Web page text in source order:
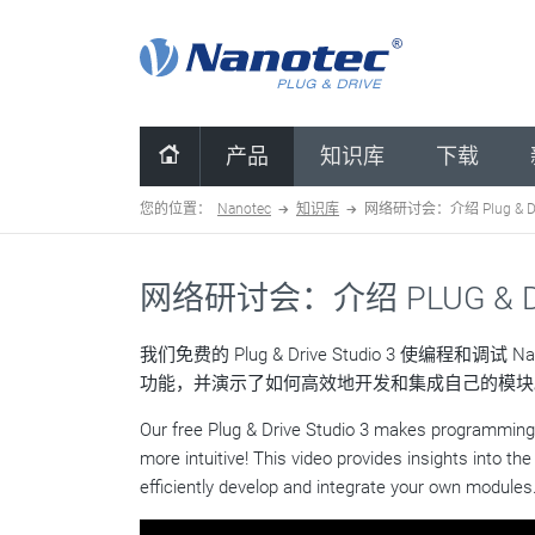
产品 知识库 下载
您的位置： Nanotec 知识库 网络研讨会：介绍 Plug &
网络研讨会：介绍 PLUG &
我们免费的 Plug & Drive Studio 3 使编程和调试
功能，并演示了如何高效地开发和集成自己的模
Our free Plug & Drive Studio 3 makes
more intuitive! This video provides insights into
efficiently develop and integrate your own